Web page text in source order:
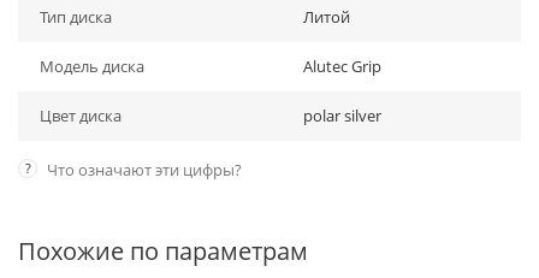
Тип диска Литой
Модель диска Alutec Grip
Цвет диска polar silver
? Что означают эти цифры?
Похожие по параметрам